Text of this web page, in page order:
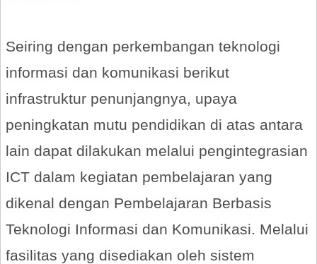
Seiring dengan perkembangan teknologi
informasi dan komunikasi berikut
infrastruktur penunjangnya, upaya
peningkatan mutu pendidikan di atas antara
lain dapat dilakukan melalui pengintegrasian
ICT dalam kegiatan pembelajaran yang
dikenal dengan Pembelajaran Berbasis
Teknologi Informasi dan Komunikasi. Melalui
fasilitas yang disediakan oleh sistem